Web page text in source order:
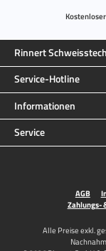
Rinnert
Service-Hotline
Informationen
Service
AGB
Zahlungs-
Alle Preise exkl.